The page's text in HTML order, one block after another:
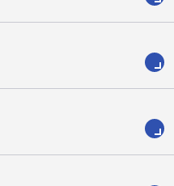
Tatsuya Hamano